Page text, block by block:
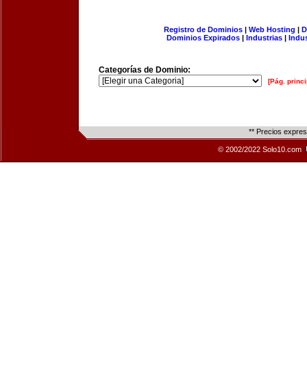
Registro de Dominios| Web Hosting |
Dominios Expirados | Industrias |
Categorías de Dominio:
[Pág.
** Precios
© 2002/2022 Solo10.com